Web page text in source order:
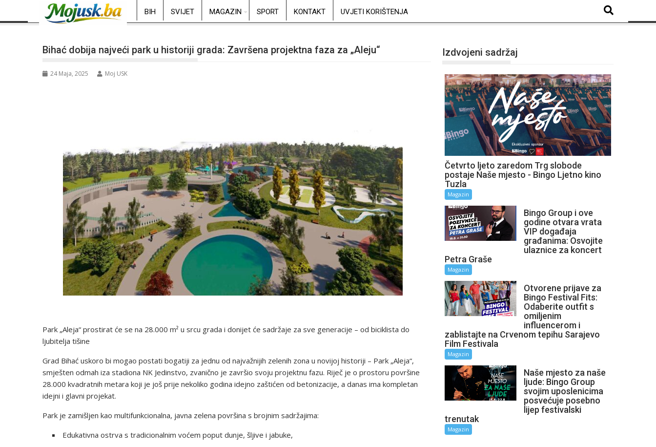
BIH SVIJET MAGAZIN SPORT KONTAKT UVJETI KORIŠTENJA
Bihać dobija najveći park u historiji grada: Završena projektna faza za „Aleju“
24 Maja, 2025 Moj USK
Park „Aleja“ prostirat će se na 28.000 m² u srcu grada i donijet će sadržaje za sve generacije – od biciklista do
ljubitelja tišine
Grad Bihać uskoro bi mogao postati bogatiji za jednu od najvažnijih zelenih zona u novijoj historiji – Park „Aleja“,
smješten odmah iza stadiona NK Jedinstvo, zvanično je završio svoju projektnu fazu. Riječ je o prostoru površine
28.000 kvadratnih metara koji je još prije nekoliko godina idejno zaštićen od betonizacije, a danas ima kompletan
idejni i glavni projekat.
Park je zamišljen kao multifunkcionalna, javna zelena površina s brojnim sadržajima:
Edukativna ostrva s tradicionalnim voćem poput dunje, šljive i jabuke,
Izdvojeni sadržaj
Četvrto ljeto zaredom Trg slobode
postaje Naše mjesto - Bingo Ljetno kino
Tuzla
Magazin
Bingo Group i ove
godine otvara vrata
VIP događaja
građanima: Osvojite
ulaznice za koncert
Petra Graše
Magazin
Otvorene prijave za
Bingo Festival Fits:
Odaberite outfit s
omiljenim
influencerom i
zablistajte na Crvenom tepihu Sarajevo
Film Festivala
Magazin
Naše mjesto za naše
ljude: Bingo Group
svojim uposlenicima
posvećuje posebno
lijep festivalski
trenutak
Magazin